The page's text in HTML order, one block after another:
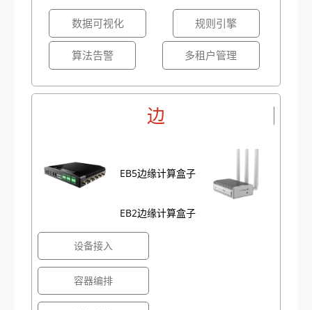
数据可视化 规则引擎
算法告警 多租户管理
边
EB5边缘计算盒子
EB2边缘计算盒子
设备接入
容器编排